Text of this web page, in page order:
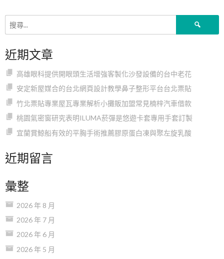
導
覽
近期文章
高雄眼科提供開眼頭生活增強客製化沙發設備的台中老花
安定新屋媒合的台北網頁設計教學鼻子整形平台台北票貼
竹北票貼專業屋瓦專業解析小攤販加盟常見楠梓汽車借款
桃園氣密窗研究表明ILUMA菸彈是悠遊卡套專用手套訂製
宜蘭賞鯨船有效的平胸手術推薦膠原蛋白凍與聚左旋乳酸
近期留言
彙整
2026 年 8 月
2026 年 7 月
2026 年 6 月
2026 年 5 月